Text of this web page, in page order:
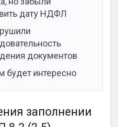
дату НДФЛ
документов
будет интересно
заполнении